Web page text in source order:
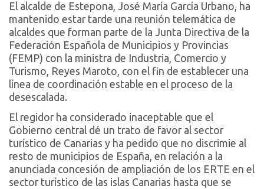
El alcalde de Estepona, José María García Urbano, ha
mantenido estar tarde una reunión telemática de
alcaldes que forman parte de la Junta Directiva de la
Federación Española de Municipios y Provincias
(FEMP) con la ministra de Industria, Comercio y
Turismo, Reyes Maroto, con el fin de establecer una
línea de coordinación estable en el proceso de la
desescalada.
El regidor ha considerado inaceptable que el
Gobierno central dé un trato de favor al sector
turístico de Canarias y ha pedido que no discrimie al
resto de municipios de España, en relación a la
anunciada concesión de ampliación de los ERTE en el
sector turístico de las islas Canarias hasta que se